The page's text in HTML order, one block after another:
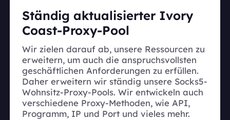
Ständig aktualisierter Ivory
Coast-Proxy-Pool
Wir zielen darauf ab, unsere Ressourcen zu
erweitern, um auch die anspruchsvollsten
geschäftlichen Anforderungen zu erfüllen.
Daher erweitern wir ständig unsere Socks5-
Wohnsitz-Proxy-Pools. Wir entwickeln auch
verschiedene Proxy-Methoden, wie API,
Programm, IP und Port und vieles mehr.